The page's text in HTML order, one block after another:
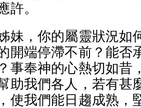
許。
妹，你的屬靈狀況如
開端停滯不前？能否
事奉神的心熱切如昔
助我們各人，若有甚
使我們能日趨成熟，